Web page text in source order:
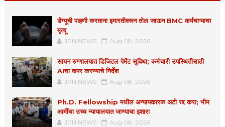
डेंग्यूची पाहणी करताना इमारतीवरून तोल जाऊन BMC कर्मचाऱ्याचा
मृत्यू
JPN NEWS Aug 08, 2026
सायन रुग्णालयात डिजिटल पेमेंट सुविधा; कर्मचारी उपस्थितीसाठी
AIचा वापर करण्याचे निर्देश
JPN NEWS Aug 08, 2026
Ph.D. Fellowship मधील अन्यायकारक अटी रद्द करा; भीम
आर्मीचा उच्च न्यायालयात जाण्याचा इशारा
JPN NEWS Aug 08, 2026